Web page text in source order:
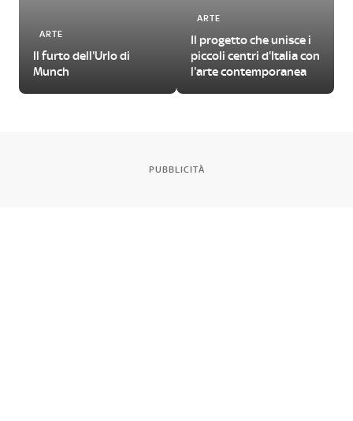
ARTE
Il furto dell'Urlo di
Munch
ARTE
Il progetto che unisce i
piccoli centri d'Italia con
l'arte contemporanea
PUBBLICITÀ